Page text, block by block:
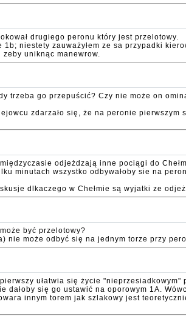
drugiego peronu który jest przelotowy.
niestety zauważyłem ze sa przypadki
uniknąc manewrow.
trzeba go przepuścić? Czy nie może on
zdarzało się, że na peronie
odjeżdzają inne pociągi do
minutach wszystko odbywałoby sie na
dlkaczego w Chełmie są wyjatki ze
być przelotowy?
nie może odbyć się na jednym torze przy
ułatwia się życie
się go ustawić na oporowym 1A.
innym torem jak szlakowy jest